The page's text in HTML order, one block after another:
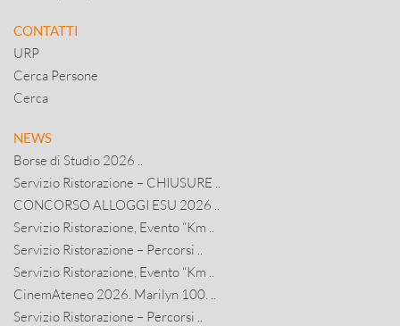
CONTATTI
URP
Cerca Persone
Cerca
NEWS
Borse di Studio 2026 ..
Servizio Ristorazione – CHIUSURE ..
CONCORSO ALLOGGI ESU 2026 ..
Servizio Ristorazione, Evento “Km ..
Servizio Ristorazione – Percorsi ..
Servizio Ristorazione, Evento “Km ..
CinemAteneo 2026. Marilyn 100. ..
Servizio Ristorazione – Percorsi ..